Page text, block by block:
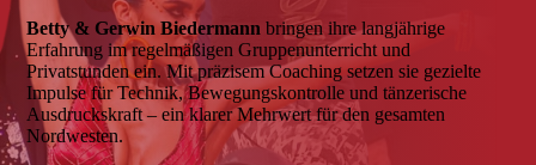
Betty & Gerwin Biedermann bringen ihre langjährige
Erfahrung im regelmäßigen Gruppenunterricht und
Privatstunden ein. Mit präzisem Coaching setzen sie gezielte
Impulse für Technik, Bewegungskontrolle und tänzerische
Ausdruckskraft – ein klarer Mehrwert für den gesamten
Nordwesten.